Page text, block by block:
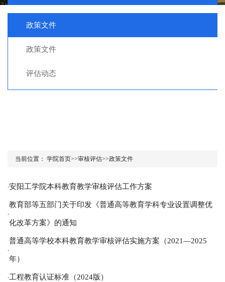
政策文件
政策文件
评估动态
当前位置： 学院首页>>审核评估>>政策文件
·安阳工学院本科教育教学审核评估工作方案
·
教育部等五部门关于印发《普通高等教育学科专业设置调整优
化改革方案》的通知
·
普通高等学校本科教育教学审核评估实施方案（2021—2025
年）
·工程教育认证标准（2024版）